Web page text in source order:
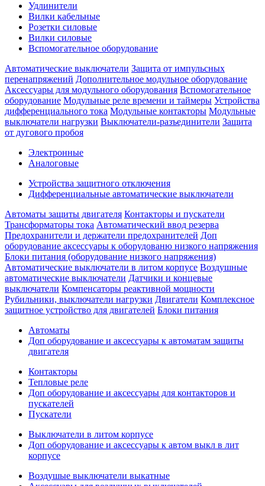
Удлинители
Вилки кабельные
Розетки силовые
Вилки силовые
Вспомогательное оборудование
Автоматические выключатели Защита от импульсных
перенапряжений Дополнительное модульное оборудование
Аксессуары для модульного оборудования Вспомогательное
оборудование Модульные реле времени и таймеры Устройства
дифференциального тока Модульные контакторы Модульные
выключатели нагрузки Выключатели-разъединители Защита
от дугового пробоя
Электронные
Аналоговые
Устройства защитного отключения
Дифференциальные автоматические выключатели
Автоматы защиты двигателя Контакторы и пускатели
Трансформаторы тока Автоматический ввод резерва
Предохранители и держатели предохранителей Доп
оборудование аксессуары к оборудованю низкого напряжения
Блоки питания (оборудование низкого напряжения)
Автоматические выключатели в литом корпусе Воздушные
автоматические выключатели Датчики и концевые
выключатели Компенсаторы реактивной мощности
Рубильники, выключатели нагрузки Двигатели Комплексное
защитное устройство для двигателей Блоки питания
Автоматы
Доп оборудование и аксессуары к автоматам защиты
двигателя
Контакторы
Тепловые реле
Доп оборудование и аксессуары для контакторов и
пускателей
Пускатели
Выключатели в литом корпусе
Доп оборудование и аксессуары к автом выкл в лит
корпусе
Воздушые выключатели выкатные